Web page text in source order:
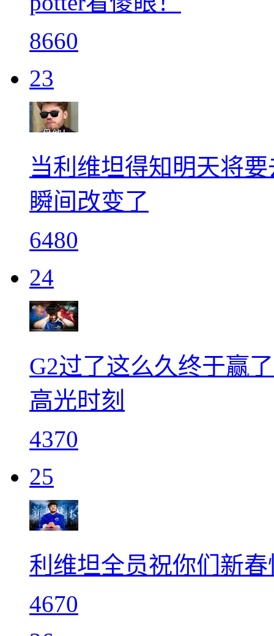
8660
23
当利维坦得知明天将
瞬间改变了
6480
24
G2过了这么久终于赢
高光时刻
4370
25
利维坦全员祝你们新
4670